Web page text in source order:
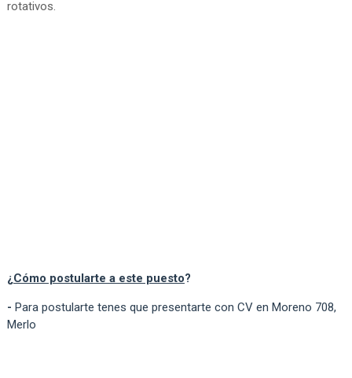
rotativos.
¿ Cómo postularte a este puesto?
- Para postularte tenes que presentarte con CV en Moreno 708,
Merlo